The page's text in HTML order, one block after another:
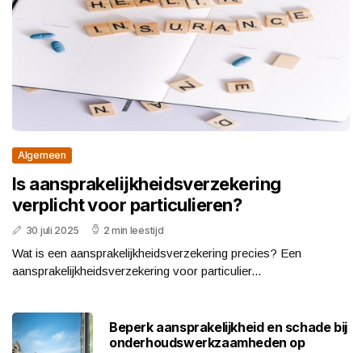
Algemeen
Is aansprakelijkheidsverzekering
verplicht voor particulieren?
30 juli 2025 2 min leestijd
Wat is een aansprakelijkheidsverzekering precies? Een
aansprakelijkheidsverzekering voor particulier...
Beperk aansprakelijkheid en schade bij
onderhoudswerkzaamheden op